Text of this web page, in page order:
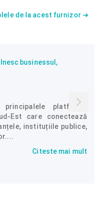
de la acest furnizor ➔
businessul,
platforme
Est care conectează
instituțiile publice,
Citeste mai mult